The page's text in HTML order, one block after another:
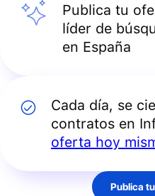
Publica tu
líder de
en España
Cada día, se
contratos en
oferta hoy
Publica